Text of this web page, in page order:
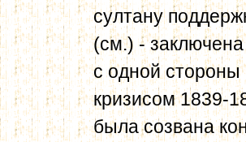
султану
(см.) -
с одной стороны
кризисом 1839-
была созвана